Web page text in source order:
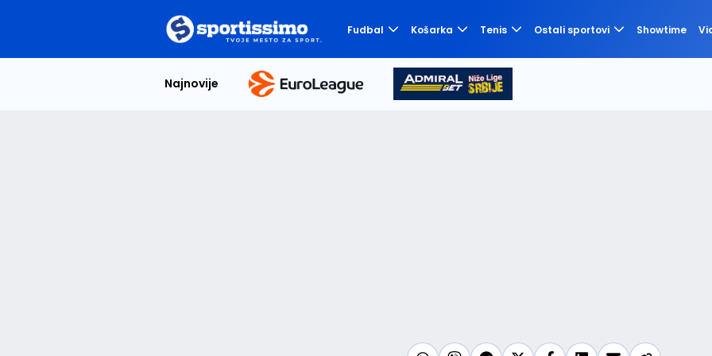
Fudbal Košarka Tenis Ostali sportovi Showtime
Najnovije